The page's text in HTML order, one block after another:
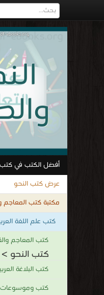
أفضل الكتب في كتب
عرض كتب النحو
مكتبة كتب المعاجم
كتب علم اللغة
كتب المعاجم
كتب النحو >
كتب البلاغة
كتب وموسوعات